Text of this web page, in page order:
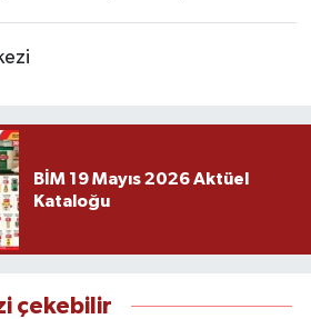
BİM 19 Mayıs 2026 Aktüel
Kataloğu
çekebilir